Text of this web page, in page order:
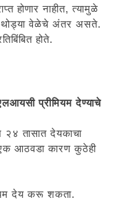
होणार नाहीत, त्यामुळे
थोड्या वेळेचे अंतर असते.
होते.
प्रीमियम देण्याचे
तासात देयकाचा
आठवडा कारण कुठेही
देय करू शकता.